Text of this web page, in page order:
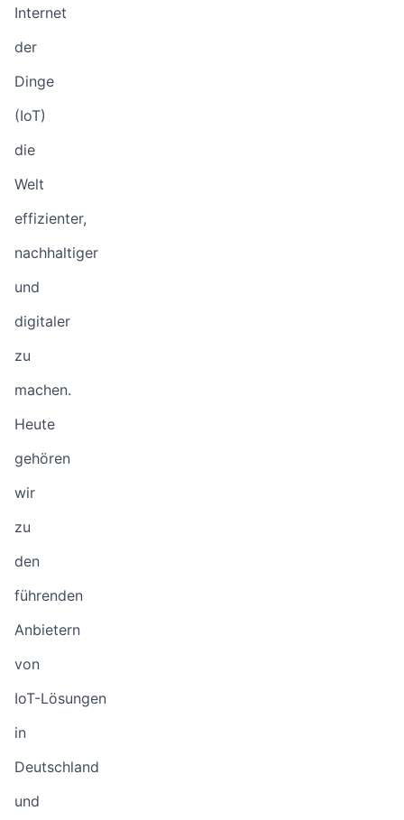
Internet
der
Dinge
(IoT)
die
Welt
effizienter,
nachhaltiger
und
digitaler
zu
machen.
Heute
gehören
wir
zu
den
führenden
Anbietern
von
IoT-Lösungen
in
Deutschland
und